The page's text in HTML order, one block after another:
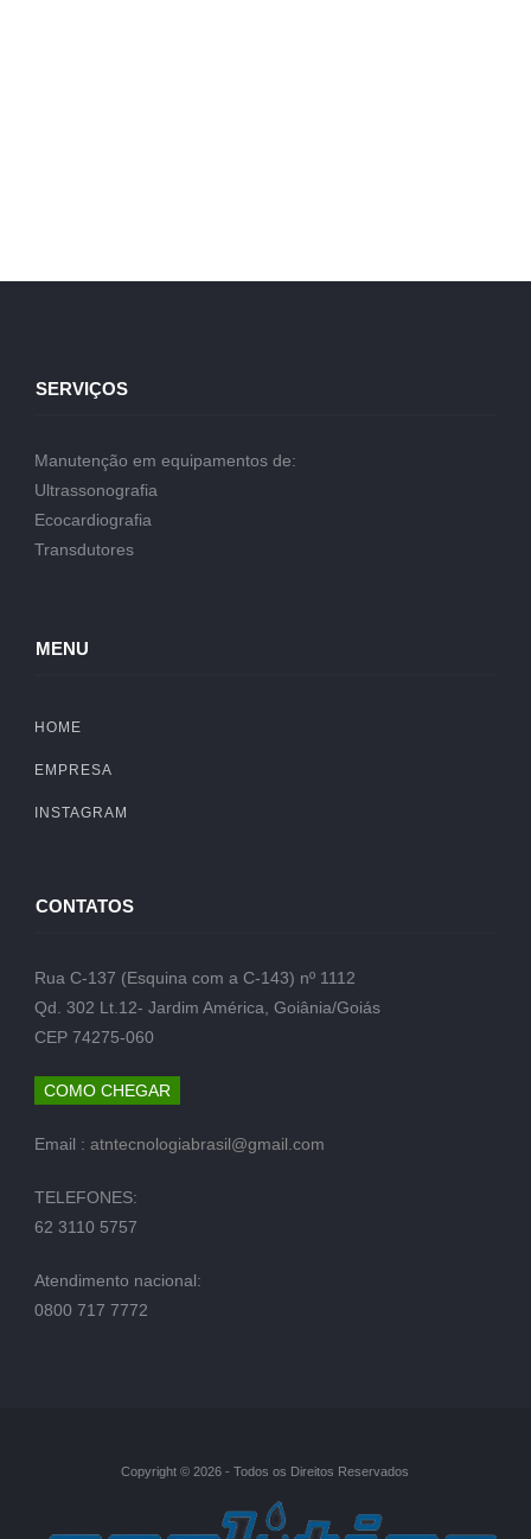
SERVIÇOS
Manutenção em equipamentos de:
Ultrassonografia
Ecocardiografia
Transdutores
MENU
HOME
EMPRESA
INSTAGRAM
CONTATOS
Rua C-137 (Esquina com a C-143) nº 1112
Qd. 302 Lt.12- Jardim América, Goiânia/Goiás
CEP 74275-060
COMO CHEGAR
Email : atntecnologiabrasil@gmail.com
TELEFONES:
62 3110 5757
Atendimento nacional:
0800 717 7772
Copyright © 2026 - Todos os Direitos Reservados